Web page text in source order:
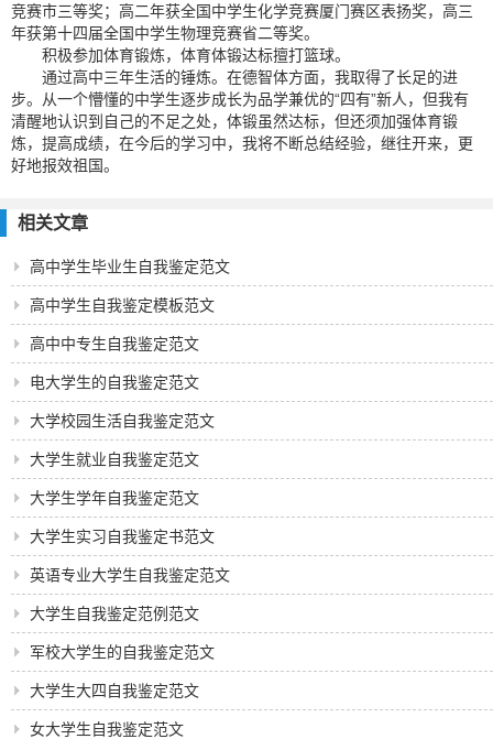
竞赛市三等奖；高二年获全国中学生化学竞赛厦门赛区表扬奖，高三
年获第十四届全国中学生物理竞赛省二等奖。
积极参加体育锻炼，体育体锻达标擅打篮球。
通过高中三年生活的锤炼。在德智体方面，我取得了长足的进
步。从一个懵懂的中学生逐步成长为品学兼优的“四有”新人，但我有
清醒地认识到自己的不足之处，体锻虽然达标，但还须加强体育锻
炼，提高成绩，在今后的学习中，我将不断总结经验，继往开来，更
好地报效祖国。
相关文章
高中学生毕业生自我鉴定范文
高中学生自我鉴定模板范文
高中中专生自我鉴定范文
电大学生的自我鉴定范文
大学校园生活自我鉴定范文
大学生就业自我鉴定范文
大学生学年自我鉴定范文
大学生实习自我鉴定书范文
英语专业大学生自我鉴定范文
大学生自我鉴定范例范文
军校大学生的自我鉴定范文
大学生大四自我鉴定范文
女大学生自我鉴定范文